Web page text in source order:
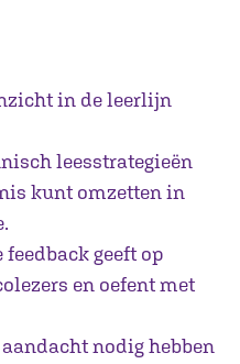
in de leerlijn
leesstrategieën
kunt omzetten in
geeft op
en oefent met
nodig hebben